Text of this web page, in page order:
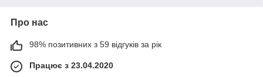
Про нас
98% позитивних з 59 відгуків за рік
Працює з 23.04.2020